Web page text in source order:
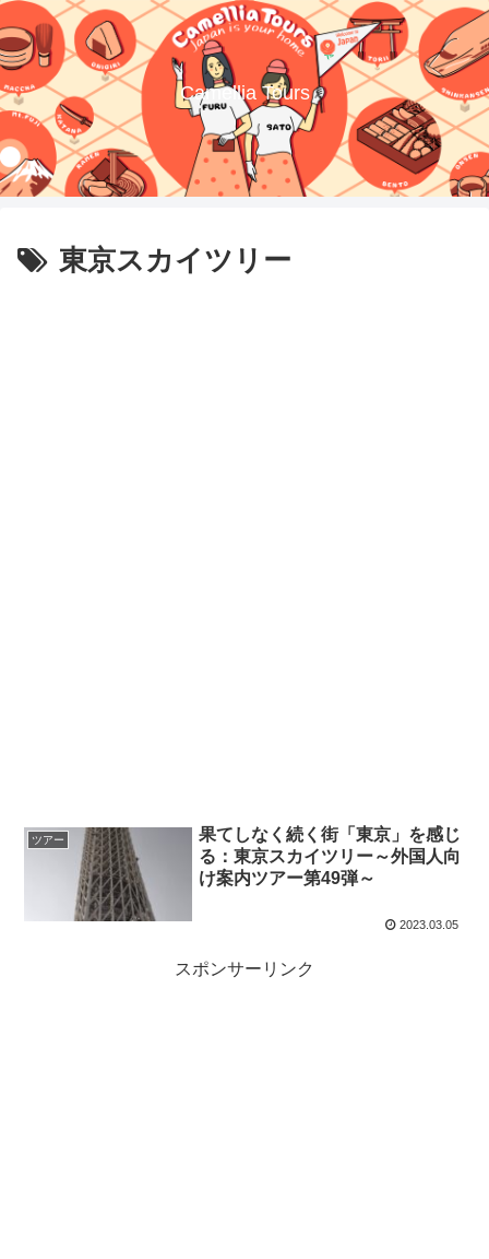
Camellia Tours
東京スカイツリー
ツアー
果てしなく続く街「東京」を感じ
る：東京スカイツリー～外国人向
け案内ツアー第49弾～
2023.03.05
スポンサーリンク